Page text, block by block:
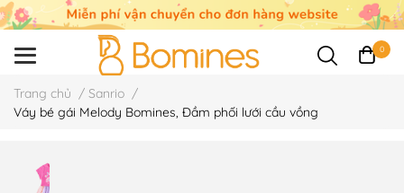
0
Trang chủ / Sanrio /
Váy bé gái Melody Bomines, Đầm phối lưới cầu vồng